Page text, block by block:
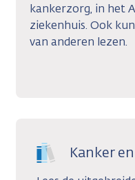
kankerzorg, in het
ziekenhuis. Ook
van anderen lezen.
Kanker